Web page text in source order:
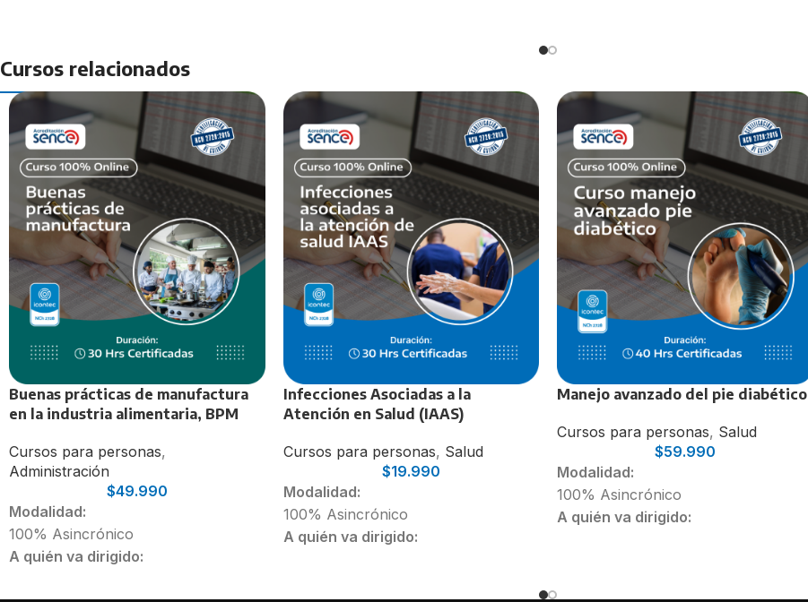
Estudiantes de último año de
Duración:
40 Horas
Nutrición y Dietética.
Duración:
28 Horas
Cursos relacionados
Buenas prácticas de manufactura
en la industria alimentaria, BPM
Cursos para personas,
Administración
$49.990
Modalidad:
100% Asincrónico
A quién va dirigido:
Infecciones Asociadas a la
Atención en Salud (IAAS)
Cursos para personas, Salud
$19.990
Modalidad:
100% Asincrónico
A quién va dirigido:
Manejo avanzado del pie diabético
Cursos para personas, Salud
$59.990
Modalidad:
100% Asincrónico
A quién va dirigido: